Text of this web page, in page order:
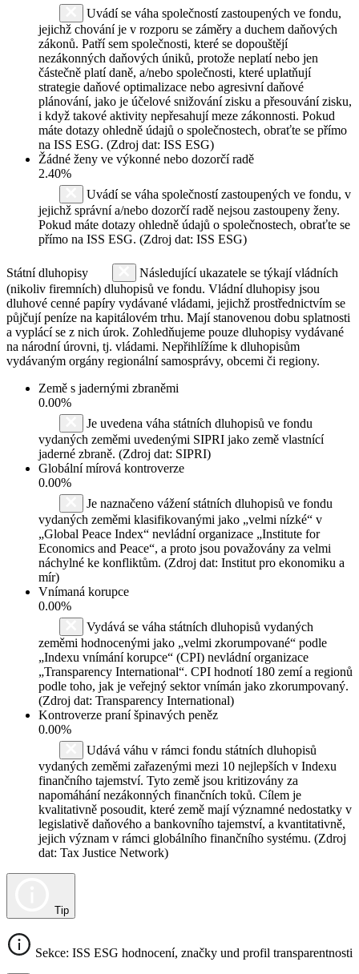
Uvádí se váha společností zastoupených ve fondu,
jejichž chování je v rozporu se záměry a duchem daňových
zákonů. Patří sem společnosti, které se dopouštějí
nezákonných daňových úniků, protože neplatí nebo jen
částečně platí daně, a/nebo společnosti, které uplatňují
strategie daňové optimalizace nebo agresivní daňové
plánování, jako je účelové snižování zisku a přesouvání zisku,
i když takové aktivity nepřesahují meze zákonnosti. Pokud
máte dotazy ohledně údajů o společnostech, obraťte se přímo
na ISS ESG. (Zdroj dat: ISS ESG)
Žádné ženy ve výkonné nebo dozorčí radě
2.40%
Uvádí se váha společností zastoupených ve fondu, v
jejichž správní a/nebo dozorčí radě nejsou zastoupeny ženy.
Pokud máte dotazy ohledně údajů o společnostech, obraťte se
přímo na ISS ESG. (Zdroj dat: ISS ESG)
Státní dluhopisy
Následující ukazatele se týkají vládních
(nikoliv firemních) dluhopisů ve fondu. Vládní dluhopisy jsou
dluhové cenné papíry vydávané vládami, jejichž prostřednictvím se
půjčují peníze na kapitálovém trhu. Mají stanovenou dobu splatnosti
a vyplácí se z nich úrok. Zohledňujeme pouze dluhopisy vydávané
na národní úrovni, tj. vládami. Nepřihlížíme k dluhopisům
vydávaným orgány regionální samosprávy, obcemi či regiony.
Země s jadernými zbraněmi
0.00%
Je uvedena váha státních dluhopisů ve fondu
vydaných zeměmi uvedenými SIPRI jako země vlastnící
jaderné zbraně. (Zdroj dat: SIPRI)
Globální mírová kontroverze
0.00%
Je naznačeno vážení státních dluhopisů ve fondu
vydaných zeměmi klasifikovanými jako „velmi nízké“ v
„Global Peace Index“ nevládní organizace „Institute for
Economics and Peace“, a proto jsou považovány za velmi
náchylné ke konfliktům. (Zdroj dat: Institut pro ekonomiku a
mír)
Vnímaná korupce
0.00%
Vydává se váha státních dluhopisů vydaných
zeměmi hodnocenými jako „velmi zkorumpované“ podle
„Indexu vnímání korupce“ (CPI) nevládní organizace
„Transparency International“. CPI hodnotí 180 zemí a regionů
podle toho, jak je veřejný sektor vnímán jako zkorumpovaný.
(Zdroj dat: Transparency International)
Kontroverze praní špinavých peněz
0.00%
Udává váhu v rámci fondu státních dluhopisů
vydaných zeměmi zařazenými mezi 10 nejlepších v Indexu
finančního tajemství. Tyto země jsou kritizovány za
napomáhání nezákonných finančních toků. Cílem je
kvalitativně posoudit, které země mají významné nedostatky v
legislativě daňového a bankovního tajemství, a kvantitativně,
jejich význam v rámci globálního finančního systému. (Zdroj
dat: Tax Justice Network)
Tip
Sekce: ISS ESG hodnocení, značky und profil transparentnosti